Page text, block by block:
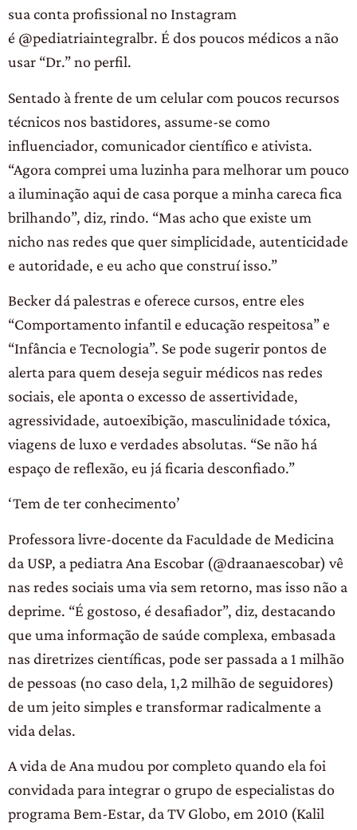
sua conta profissional no Instagram
é @pediatriaintegralbr. É dos poucos médicos a não
usar “Dr.” no perfil.
Sentado à frente de um celular com poucos recursos
técnicos nos bastidores, assume-se como
influenciador, comunicador científico e ativista.
“Agora comprei uma luzinha para melhorar um pouco
a iluminação aqui de casa porque a minha careca fica
brilhando”, diz, rindo. “Mas acho que existe um
nicho nas redes que quer simplicidade, autenticidade
e autoridade, e eu acho que construí isso.”
Becker dá palestras e oferece cursos, entre eles
“Comportamento infantil e educação respeitosa” e
“Infância e Tecnologia”. Se pode sugerir pontos de
alerta para quem deseja seguir médicos nas redes
sociais, ele aponta o excesso de assertividade,
agressividade, autoexibição, masculinidade tóxica,
viagens de luxo e verdades absolutas. “Se não há
espaço de reflexão, eu já ficaria desconfiado.”
‘Tem de ter conhecimento’
Professora livre-docente da Faculdade de Medicina
da USP, a pediatra Ana Escobar (@draanaescobar) vê
nas redes sociais uma via sem retorno, mas isso não a
deprime. “É gostoso, é desafiador”, diz, destacando
que uma informação de saúde complexa, embasada
nas diretrizes científicas, pode ser passada a 1 milhão
de pessoas (no caso dela, 1,2 milhão de seguidores)
de um jeito simples e transformar radicalmente a
vida delas.
A vida de Ana mudou por completo quando ela foi
convidada para integrar o grupo de especialistas do
programa Bem-Estar, da TV Globo, em 2010 (Kalil